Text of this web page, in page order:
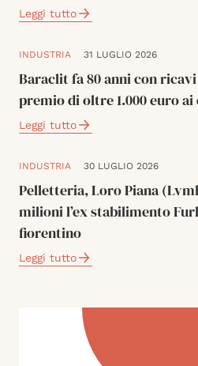
Leggi tutto
INDUSTRIA 31 LUGLIO 2026
Baraclit fa 80 anni con
premio di oltre 1.000 euro
Leggi tutto
INDUSTRIA 30 LUGLIO 2026
Pelletteria, Loro Piana
milioni l’ex stabilimento
fiorentino
Leggi tutto